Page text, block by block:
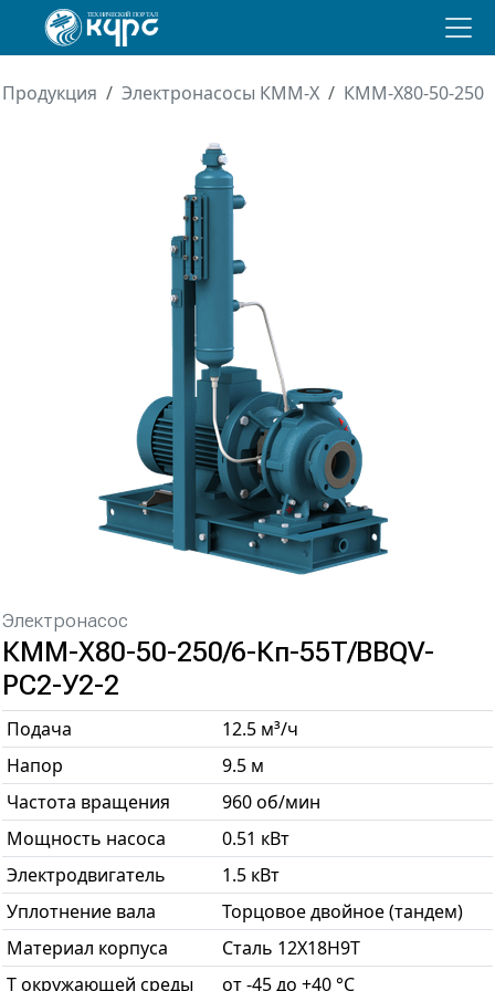
Продукция Электронасосы КММ-Х КММ-Х80-50-250
Электронасос
КММ-Х80-50-250/6-Кп-55Т/BBQV-
РС2-У2-2
Подача
12.5 м³/ч
Напор
9.5 м
Частота вращения
960 об/мин
Мощность насоса
0.51 кВт
Электродвигатель
1.5 кВт
Уплотнение вала
Торцовое двойное (тандем)
Материал корпуса
Сталь 12Х18Н9Т
T окружающей среды
от -45 до +40 °С